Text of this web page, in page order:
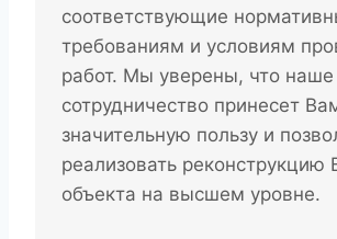
соответствующие
требованиям и условиям
работ. Мы уверены, что наше
сотрудничество принесет
значительную пользу и
реализовать реконструкцию
объекта на высшем уровне.